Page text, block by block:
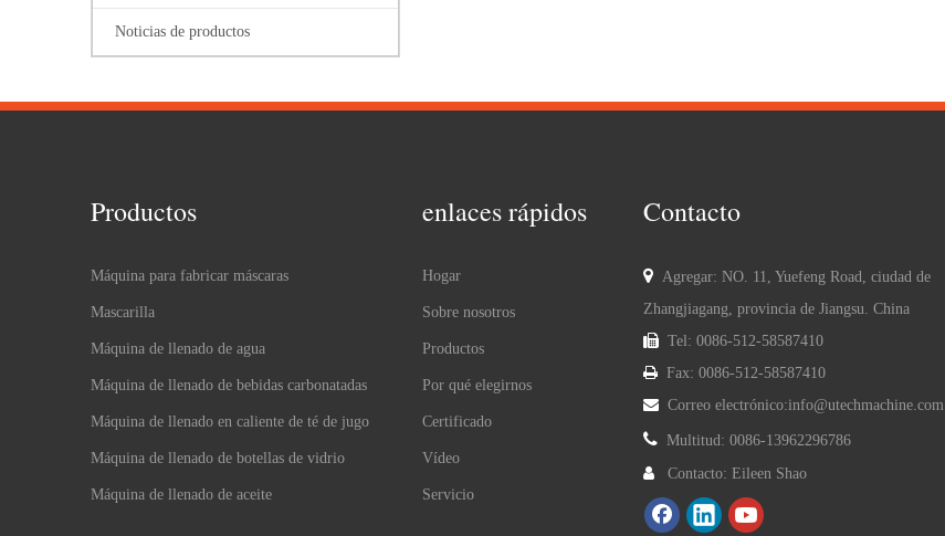
Noticias de productos
Productos
Máquina para fabricar máscaras
Mascarilla
Máquina de llenado de agua
Máquina de llenado de bebidas carbonatadas
Máquina de llenado en caliente de té de jugo
Máquina de llenado de botellas de vidrio
Máquina de llenado de aceite
enlaces rápidos
Hogar
Sobre nosotros
Productos
Por qué elegirnos
Certificado
Vídeo
Servicio
Contacto
 Agregar: NO. 11, Yuefeng Road, ciudad de
Zhangjiagang, provincia de Jiangsu. China
 Tel: 0086-512-58587410
 Fax: 0086-512-58587410
 Correo electrónico:info@utechmachine.com
 Multitud: 0086-13962296786
 Contacto: Eileen Shao